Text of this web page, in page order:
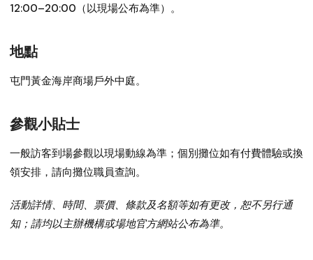
12:00–20:00（以現場公布為準）。
地點
屯門黃金海岸商場戶外中庭。
參觀小貼士
一般訪客到場參觀以現場動線為準；個別攤位如有付費體驗或換
領安排，請向攤位職員查詢。
活動詳情、時間、票價、條款及名額等如有更改，恕不另行通
知；請均以主辦機構或場地官方網站公布為準。